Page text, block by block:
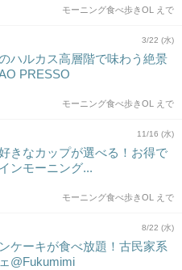
モーニング食べ歩きOL えで
3/22 (水)
ハルカス高層階で味わう絶景
PRESSO
モーニング食べ歩きOL えで
11/16 (水)
きなカップが選べる！お得で
ンモーニング...
モーニング食べ歩きOL えで
8/22 (水)
ケーキが食べ放題！古民家系
@Fukumimi